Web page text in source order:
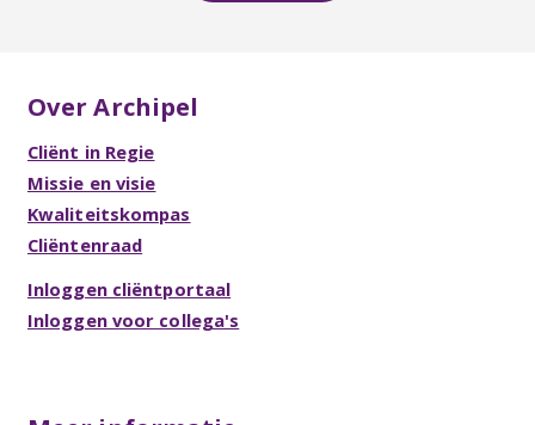
Over Archipel
Cliënt in Regie
Missie en visie
Kwaliteitskompas
Cliëntenraad
Inloggen cliëntportaal
Inloggen voor collega's